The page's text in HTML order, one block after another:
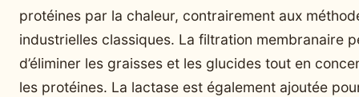
protéines par la chaleur, contrairement aux
industrielles classiques. La filtration membranaire
d’éliminer les graisses et les glucides tout en
les protéines. La lactase est également ajoutée